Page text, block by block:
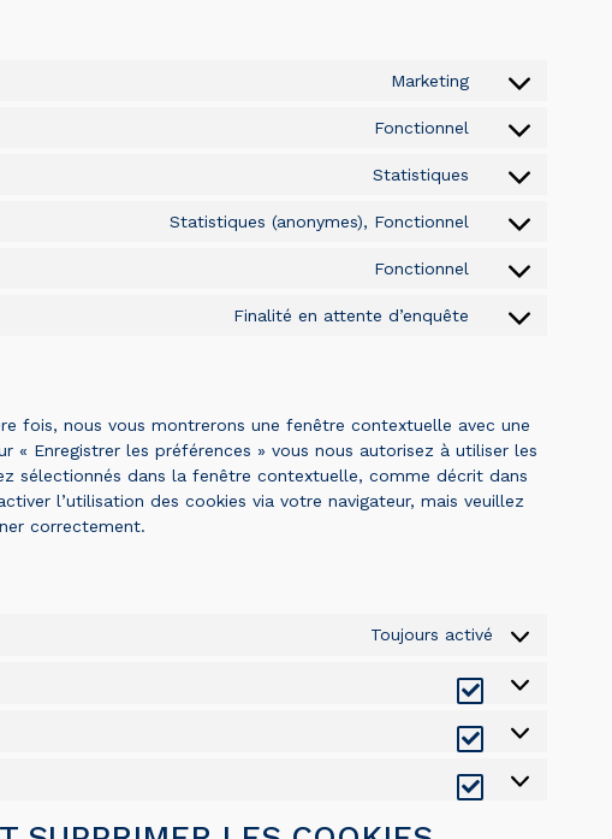
Marketing
Fonctionnel
Statistiques
Statistiques (anonymes), Fonctionnel
Fonctionnel
Finalité en attente d’enquête
fois, nous vous montrerons une fenêtre contextuelle avec une
« Enregistrer les préférences » vous nous autorisez à utiliser les
sélectionnés dans la fenêtre contextuelle, comme décrit dans
l’utilisation des cookies via votre navigateur, mais veuillez
correctement.
Toujours activé